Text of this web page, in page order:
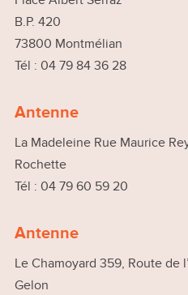
B.P. 420
73800 Montmélian
Tél : 04 79 84 36 28
Antenne
La Madeleine Rue Maurice
Rochette
Tél : 04 79 60 59 20
Antenne
Le Chamoyard 359, Route de
Gelon